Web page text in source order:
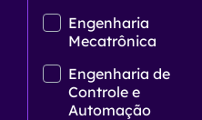
Engenharia
Mecatrônica
Engenharia de
Controle e
Automação